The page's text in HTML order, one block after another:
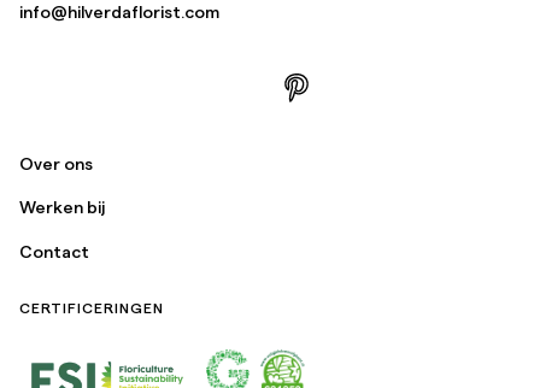
info@hilverdaflorist.com
Over ons
Werken bij
Contact
CERTIFICERINGEN